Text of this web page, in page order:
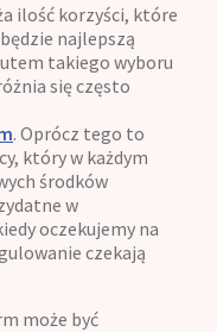
ilość korzyści, które
najlepszą
takiego wyboru
się często
. Oprócz tego to
który w każdym
środków
w
oczekujemy na
czekają
może być